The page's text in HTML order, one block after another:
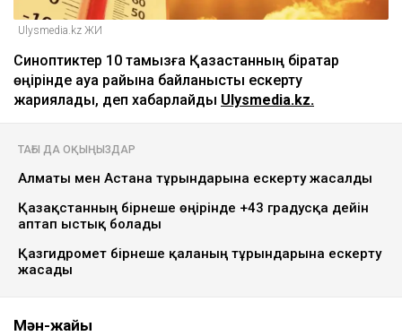
Ulysmedia.kz ЖИ
Синоптиктер 10 тамызға Қазақстанның бірқатар
өңірінде ауа райына байланысты ескерту
жариялады, деп хабарлайды Ulysmedia.kz.
ТАҒЫ ДА ОҚЫҢЫЗДАР
Алматы мен Астана тұрғындарына ескерту жасалды
Қазақстанның бірнеше өңірінде +43 градусқа дейін
аптап ыстық болады
Қазгидромет бірнеше қаланың тұрғындарына ескерту
жасады
Мән-жайы